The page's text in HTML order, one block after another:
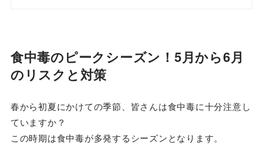
食中毒のピークシーズン！5月から6月
のリスクと対策
春から初夏にかけての季節、皆さんは食中毒に十分注意し
ていますか？
この時期は食中毒が多発するシーズンとなります。